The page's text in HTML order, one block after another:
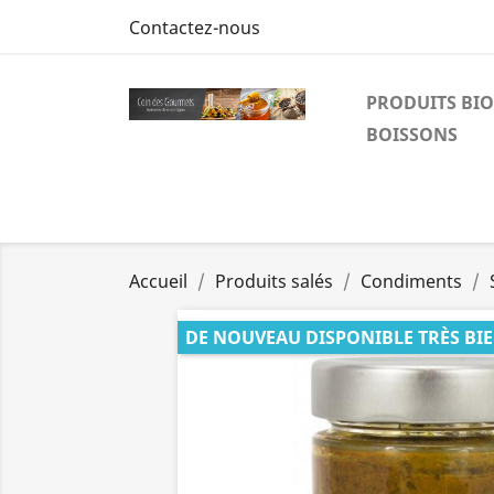
Contactez-nous
PRODUITS BIO
BOISSONS
Accueil Produits salés Condiments
DE NOUVEAU DISPONIBLE TRÈS